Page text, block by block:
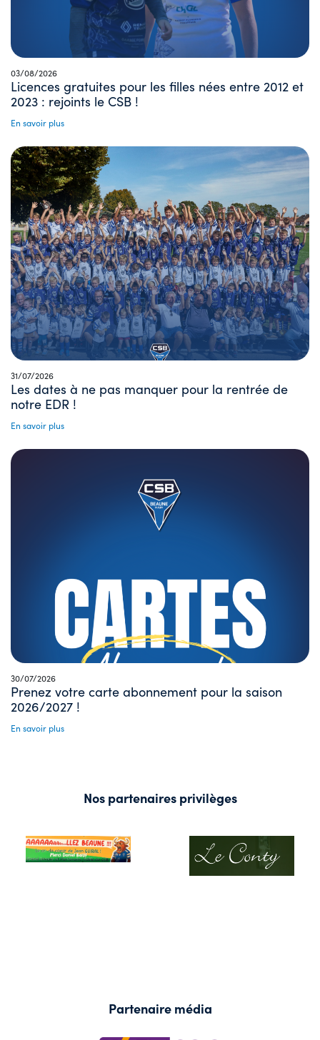
03/08/2026
Licences gratuites pour les filles nées entre 2012 et
2023 : rejoints le CSB !
En savoir plus
31/07/2026
Les dates à ne pas manquer pour la rentrée de
notre EDR !
En savoir plus
30/07/2026
Prenez votre carte abonnement pour la saison
2026/2027 !
En savoir plus
Nos partenaires privilèges
Partenaire média